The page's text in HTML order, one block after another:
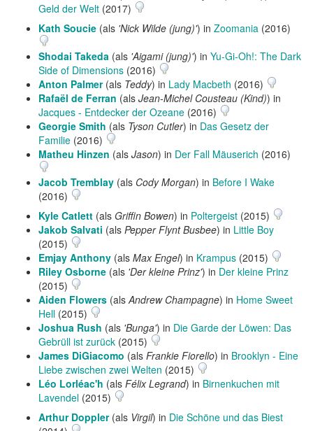
Geld der Welt (2017)
Kath Soucie (als 'Nick Wilde (jung)') in Zoomania (2016)
Shodai Takeda (als 'Aigami (jung)') in Yu-Gi-Oh!: The Dark
Side of Dimensions (2016)
Anton Palmer(als Teddy) in Lady Macbeth (2016)
Rafaël de Ferran (als Jean-Michel Cousteau (Kind)) in
Jacques - Entdecker der Ozeane (2016)
Georgie Smith (als Tyson Cutler) in Das Gesetz der
Familie (2016)
Matheu Hinzen (als Jason) in Der Fall Mäuserich (2016)
Jacob Tremblay (als Cody Morgan) in Before I Wake
(2016)
Kyle Catlett (als Griffin Bowen) in Poltergeist (2015)
Jakob Salvati (als Pepper Flynt Busbee) in Little Boy
(2015)
Emjay Anthony (als Max Engel) in Krampus (2015)
Riley Osborne (als 'Der kleine Prinz') in Der kleine Prinz
(2015)
Aiden Flowers (alsAndrew Champagne) in Home Sweet
Hell (2015)
Joshua Rush (als 'Bunga') in Die Garde der Löwen: Das
Gebrüll ist zurück (2015)
James DiGiacomo (als Frankie Fiorello) in Brooklyn - Eine
Liebe zwischen zwei Welten (2015)
Léo Lorléac'h (als Félix Legrand) in Birnenkuchen mit
Lavendel (2015)
Arthur Doppler(als Virgil) in Die Schöne und das Biest